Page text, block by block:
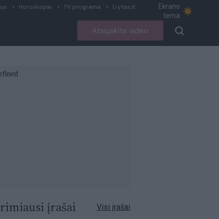
Horoskopai TV programa Lrytas.lt
Ekrano
tema
Atsiųskite video
įrašai Visi įrašai